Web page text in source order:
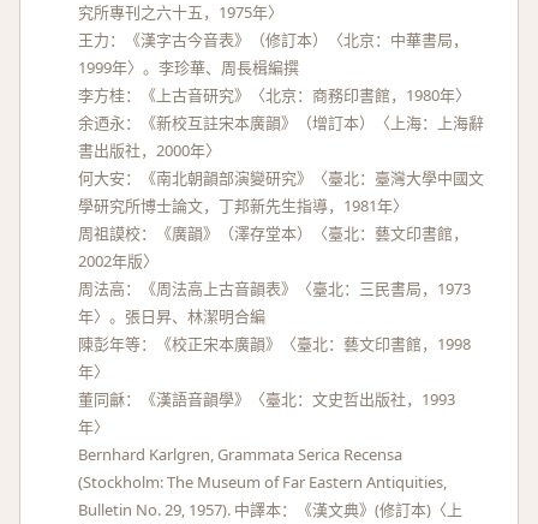
究所專刊之六十五，1975年〉
王力：《漢字古今音表》（修訂本）〈北京：中華書局，
1999年〉。李珍華、周長楫編撰
李方桂：《上古音研究》〈北京：商務印書館，1980年〉
余迺永：《新校互註宋本廣韻》（增訂本）〈上海：上海辭
書出版社，2000年〉
何大安：《南北朝韻部演變研究》〈臺北：臺灣大學中國文
學研究所博士論文，丁邦新先生指導，1981年〉
周祖謨校：《廣韻》（澤存堂本）〈臺北：藝文印書館，
2002年版〉
周法高：《周法高上古音韻表》〈臺北：三民書局，1973
年〉。張日昇、林潔明合編
陳彭年等：《校正宋本廣韻》〈臺北：藝文印書館，1998
年〉
董同龢：《漢語音韻學》〈臺北：文史哲出版社，1993
年〉
Bernhard Karlgren, Grammata Serica Recensa
(Stockholm: The Museum of Far Eastern Antiquities,
Bulletin No. 29, 1957). 中譯本：《漢文典》(修訂本)〈上